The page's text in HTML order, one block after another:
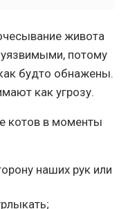
живота
уязвимыми, потому
будто обнажены.
как угрозу.
котов в моменты
наших рук или